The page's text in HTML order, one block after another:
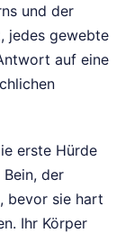
und der
jedes gewebte
auf eine
erste Hürde
der
bevor sie hart
Ihr Körper